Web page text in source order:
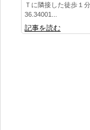
Ｔに隣接した徒歩１
36.34001...
記事を読む